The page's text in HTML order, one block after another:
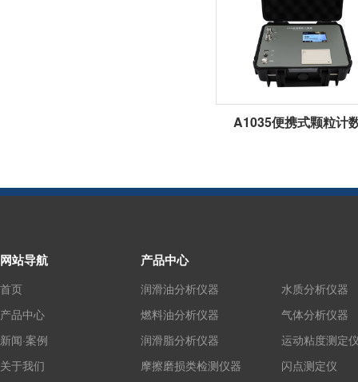
A1035便携式颗粒计
网站导航
首页
产品中心
新闻·案例
关于我们
产品中心
润滑油分析仪器
燃料油分析仪器
润滑脂分析仪器
摩擦磨损类检测仪器
水质分析仪器
气体分析仪器
运动粘度测定
闪点测定仪